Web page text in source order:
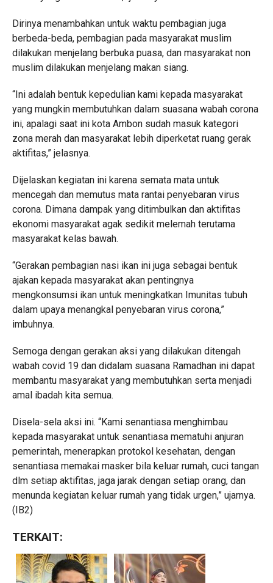
Dirinya menambahkan untuk waktu pembagian juga
berbeda-beda, pembagian pada masyarakat muslim
dilakukan menjelang berbuka puasa, dan masyarakat non
muslim dilakukan menjelang makan siang.
“Ini adalah bentuk kepedulian kami kepada masyarakat
yang mungkin membutuhkan dalam suasana wabah corona
ini, apalagi saat ini kota Ambon sudah masuk kategori
zona merah dan masyarakat lebih diperketat ruang gerak
aktifitas,” jelasnya.
Dijelaskan kegiatan ini karena semata mata untuk
mencegah dan memutus mata rantai penyebaran virus
corona. Dimana dampak yang ditimbulkan dan aktifitas
ekonomi masyarakat agak sedikit melemah terutama
masyarakat kelas bawah.
“Gerakan pembagian nasi ikan ini juga sebagai bentuk
ajakan kepada masyarakat akan pentingnya
mengkonsumsi ikan untuk meningkatkan Imunitas tubuh
dalam upaya menangkal penyebaran virus corona,”
imbuhnya.
Semoga dengan gerakan aksi yang dilakukan ditengah
wabah covid 19 dan didalam suasana Ramadhan ini dapat
membantu masyarakat yang membutuhkan serta menjadi
amal ibadah kita semua.
Disela-sela aksi ini. “Kami senantiasa menghimbau
kepada masyarakat untuk senantiasa mematuhi anjuran
pemerintah, menerapkan protokol kesehatan, dengan
senantiasa memakai masker bila keluar rumah, cuci tangan
dlm setiap aktifitas, jaga jarak dengan setiap orang, dan
menunda kegiatan keluar rumah yang tidak urgen,” ujarnya.
(IB2)
TERKAIT: